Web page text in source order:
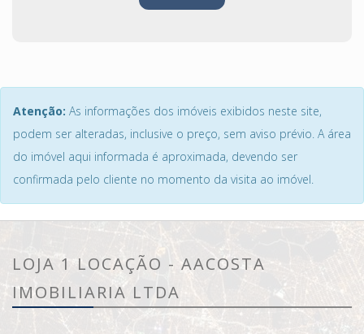
Atenção: As informações dos imóveis exibidos neste site,
podem ser alteradas, inclusive o preço, sem aviso prévio. A área
do imóvel aqui informada é aproximada, devendo ser
confirmada pelo cliente no momento da visita ao imóvel.
LOJA 1 LOCAÇÃO - AACOSTA
IMOBILIARIA LTDA